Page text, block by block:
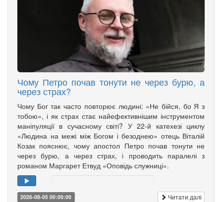
Чому Петро почав тонути не через бурю, а
через страх?
Чому Бог так часто повторює людині: «Не бійся, бо Я з
тобою», і як страх стає найефективнішим інструментом
маніпуляції в сучасному світі? У 22-й катехезі циклу
«Людина на межі між Богом і безоднею» отець Віталій
Козак пояснює, чому апостол Петро почав тонути не
через бурю, а через страх, і проводить паралелі з
романом Маргарет Етвуд «Оповідь служниці».
2026-08-05 00:00:00 Читати далі